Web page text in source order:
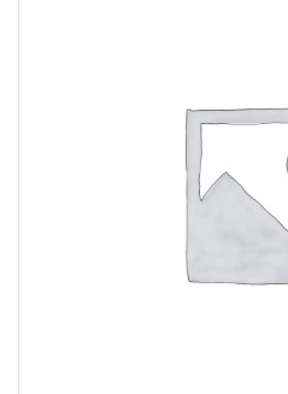
Cadastrar